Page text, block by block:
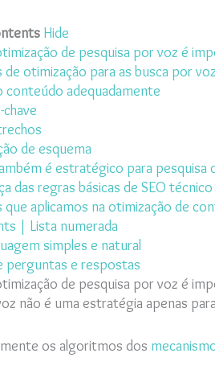
Hide
de pesquisa por voz é
de otimização para as busca por voz
conteúdo adequadamente
chave
de esquema
é estratégico para pesquisa
das regras básicas de SEO técnico
que aplicamos na otimização de
| Lista numerada
simples e natural
perguntas e respostas
de pesquisa por voz é
não é uma estratégia apenas
os algoritmos dos